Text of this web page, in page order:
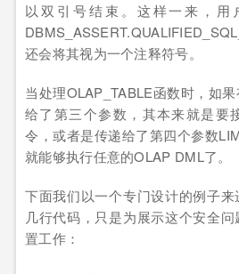
以双引号结束。这样一来，用
还会将其视为一个注释符号。
当处理OLAP_TABLE函数时，如
给了第三个参数，其本来就是要
令，或者是传递给了第四个参数
就能够执行任意的OLAP DML了。
下面我们以一个专门设计的例子
几行代码，只是为展示这个安全
置工作：